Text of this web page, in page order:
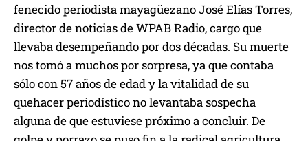
fenecido periodista mayagüezano José Elías Torres,
director de noticias de WPAB Radio, cargo que
llevaba desempeñando por dos décadas. Su muerte
nos tomó a muchos por sorpresa, ya que contaba
sólo con 57 años de edad y la vitalidad de su
quehacer periodístico no levantaba sospecha
alguna de que estuviese próximo a concluir. De